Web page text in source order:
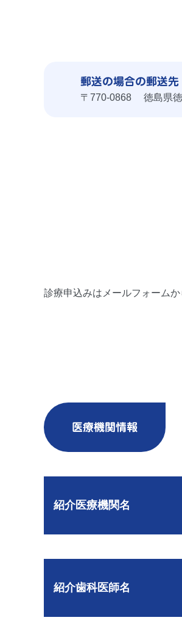
郵送の場合の郵送先
〒770-0868 徳島県
診療申込みはメールフォーム
医療機関情報
紹介医療機関名
紹介歯科医師名